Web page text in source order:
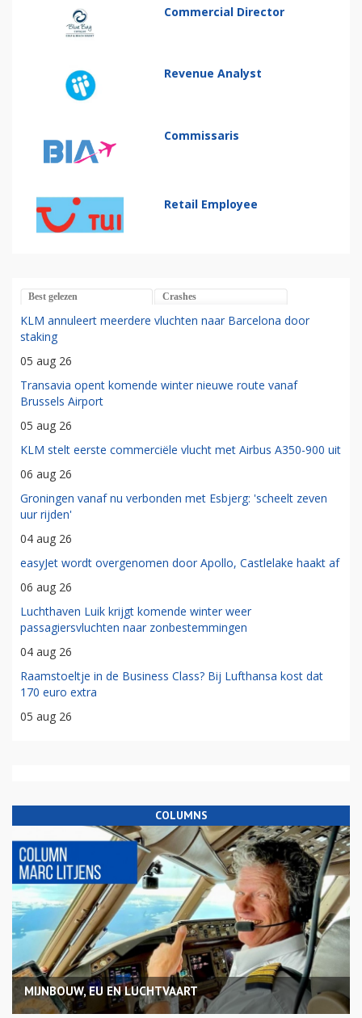
Commercial Director
Revenue Analyst
Commissaris
Retail Employee
Best gelezen Crashes
KLM annuleert meerdere vluchten naar Barcelona door
staking
05 aug 26
Transavia opent komende winter nieuwe route vanaf
Brussels Airport
05 aug 26
KLM stelt eerste commerciële vlucht met Airbus A350-900 uit
06 aug 26
Groningen vanaf nu verbonden met Esbjerg: 'scheelt zeven
uur rijden'
04 aug 26
easyJet wordt overgenomen door Apollo, Castlelake haakt af
06 aug 26
Luchthaven Luik krijgt komende winter weer
passagiersvluchten naar zonbestemmingen
04 aug 26
Raamstoeltje in de Business Class? Bij Lufthansa kost dat
170 euro extra
05 aug 26
COLUMNS
MIJNBOUW, EU EN LUCHTVAART